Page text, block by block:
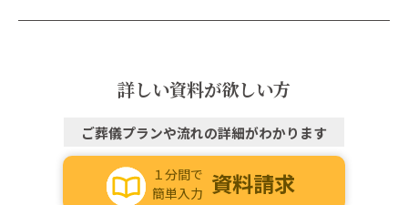
詳しい資料が欲しい方
ご葬儀プランや流れの詳細がわかります
１分間で
簡単入力 資料請求